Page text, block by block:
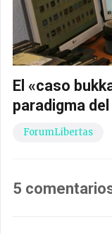
El «caso
paradigma
ForumLibertas
5